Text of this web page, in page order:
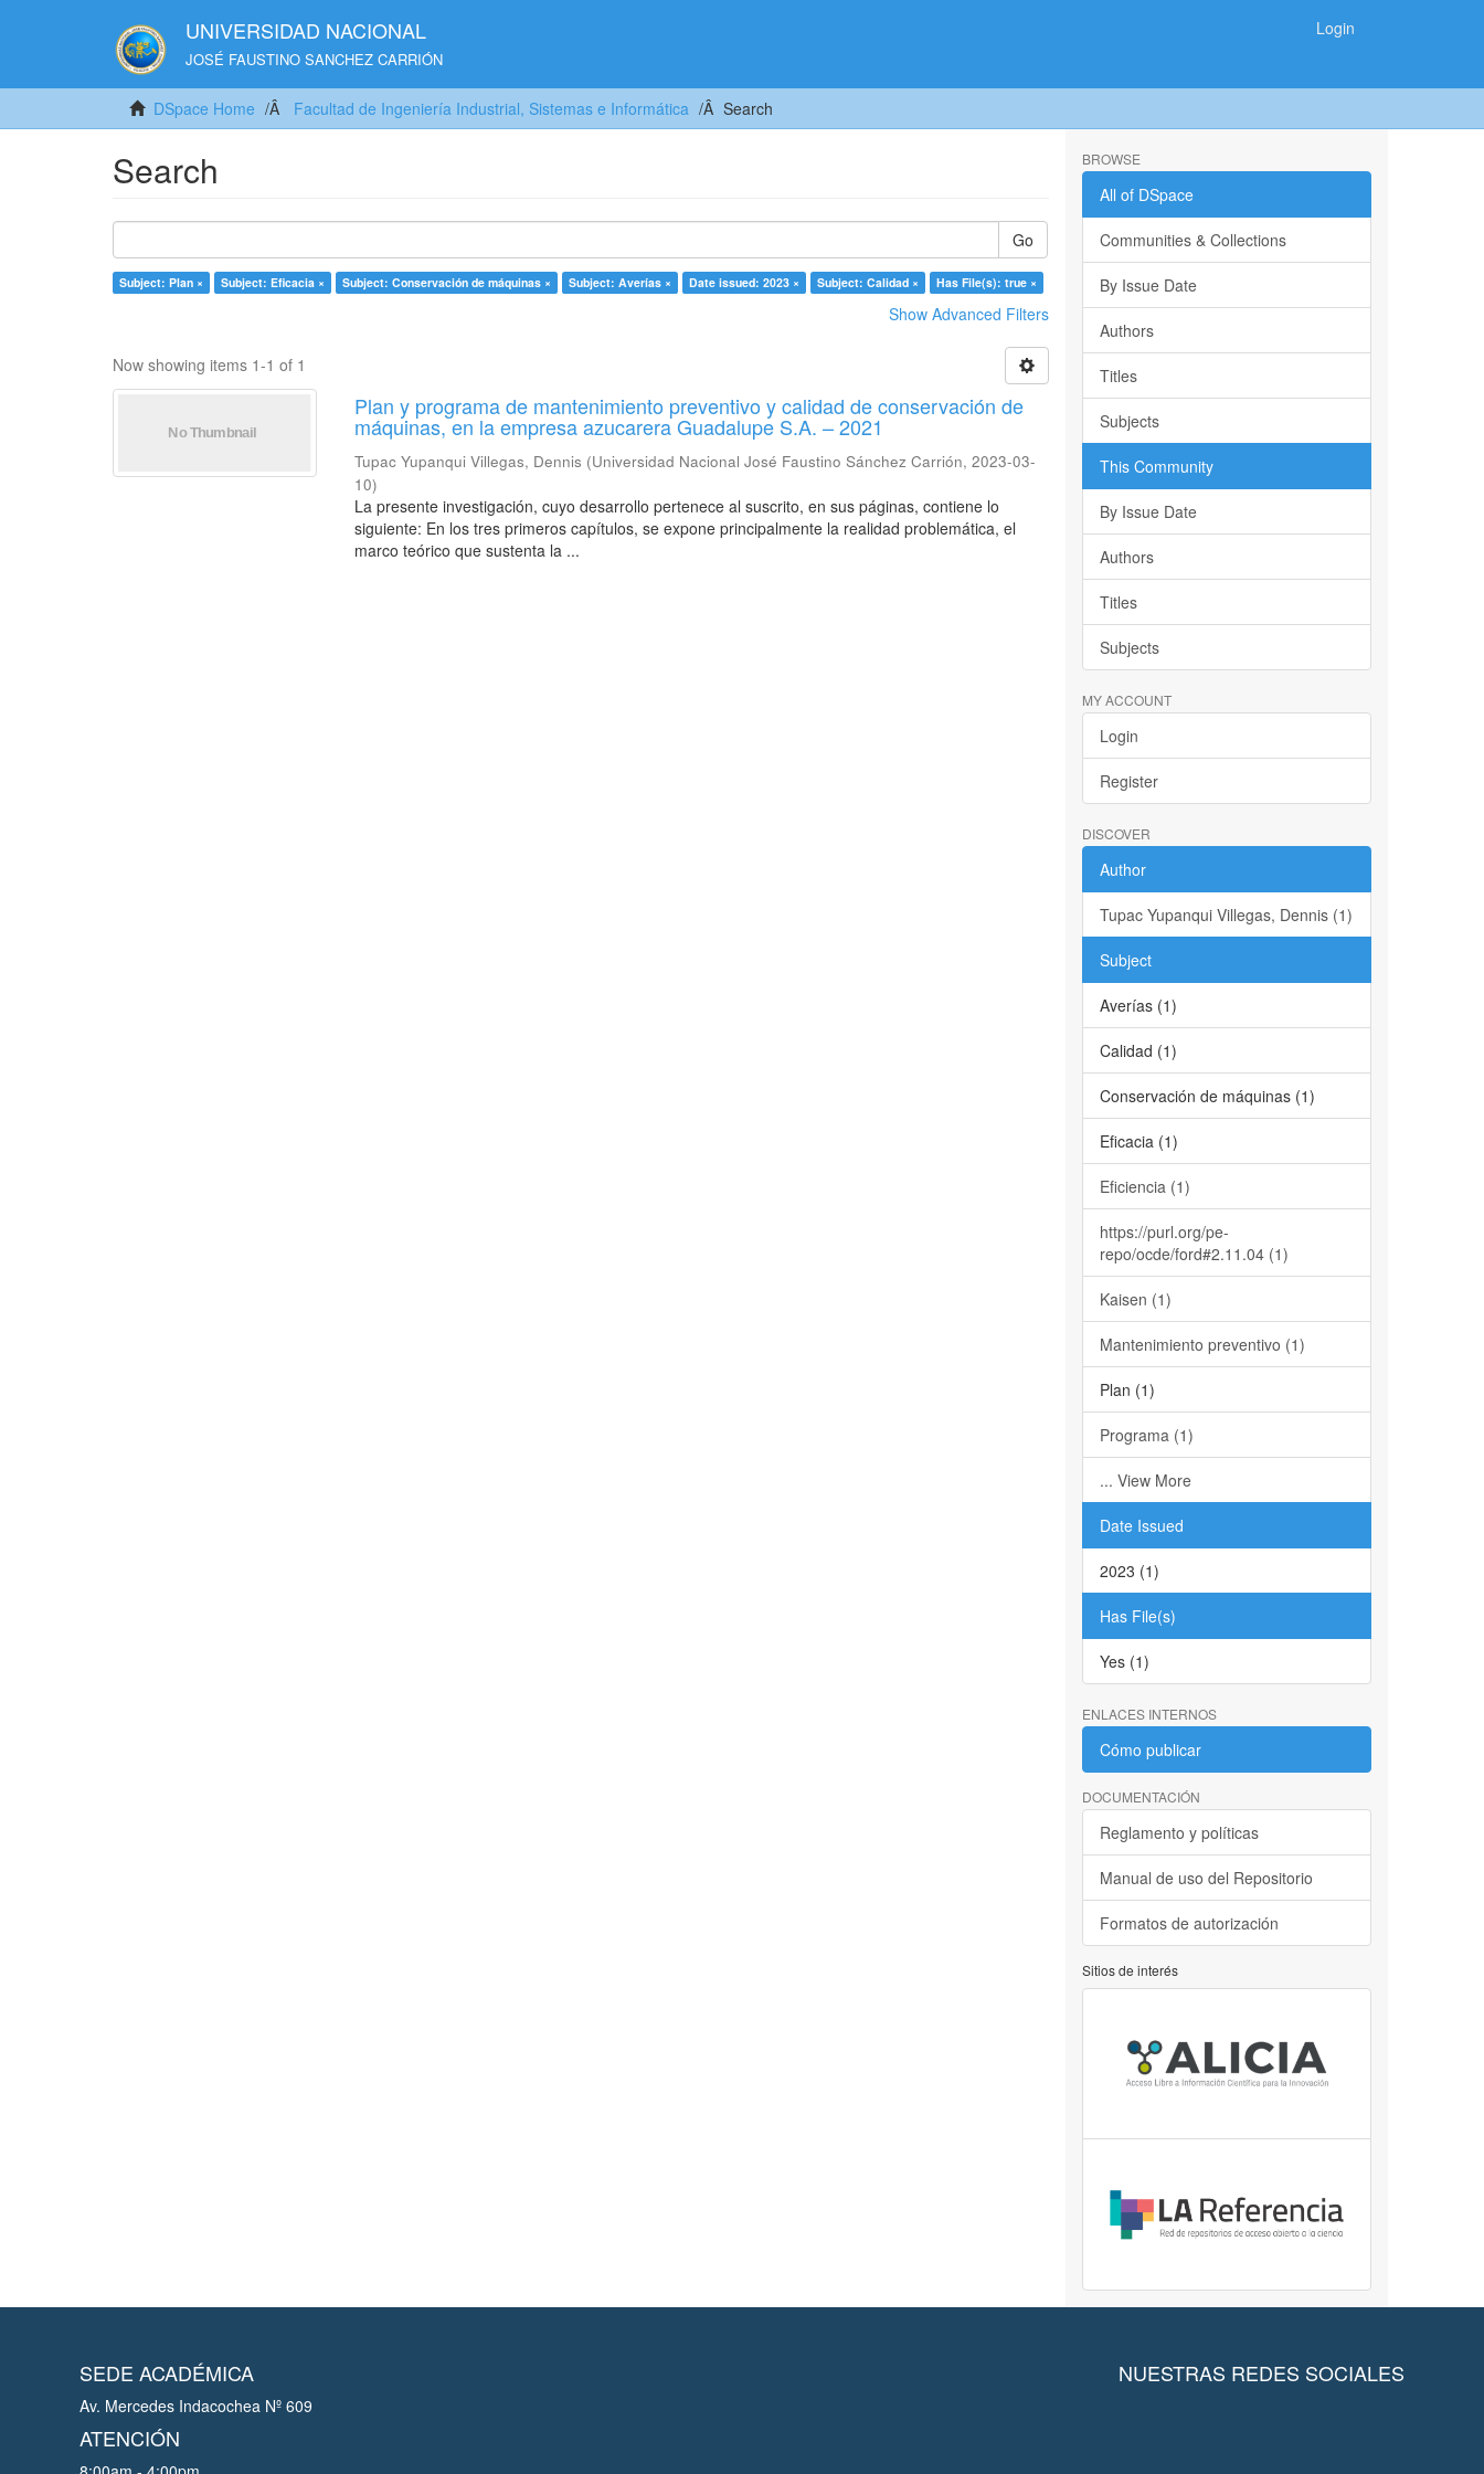
UNIVERSIDAD NACIONAL
JOSÉ FAUSTINO SANCHEZ CARRIÓN
Login
DSpace Home Facultad de Ingeniería Industrial, Sistemas e Informática Search
Search
Go
Subject: Plan × Subject: Eficacia × Subject: Conservación de máquinas × Subject: Averías × Date issued: 2023 × Subject: Calidad × Has File(s): true ×
Show Advanced Filters
Now showing items 1-1 of 1
Plan y programa de mantenimiento preventivo y calidad de conservación de
máquinas, en la empresa azucarera Guadalupe S.A. – 2021
Tupac Yupanqui Villegas, Dennis (Universidad Nacional José Faustino Sánchez Carrión,2023-03-
10)
La presente investigación, cuyo desarrollo pertenece al suscrito, en sus páginas, contiene lo
siguiente: En los tres primeros capítulos, se expone principalmente la realidad problemática, el
marco teórico que sustenta la ...
BROWSE
All of DSpace
Communities & Collections
By Issue Date
Authors
Titles
Subjects
This Community
By Issue Date
Authors
Titles
Subjects
MY ACCOUNT
Login
Register
DISCOVER
Author
Tupac Yupanqui Villegas, Dennis (1)
Subject
Averías (1)
Calidad (1)
Conservación de máquinas (1)
Eficacia (1)
Eficiencia (1)
https://purl.org/pe-
repo/ocde/ford#2.11.04 (1)
Kaisen (1)
Mantenimiento preventivo (1)
Plan (1)
Programa (1)
... View More
Date Issued
2023 (1)
Has File(s)
Yes (1)
ENLACES INTERNOS
Cómo publicar
DOCUMENTACIÓN
Reglamento y políticas
Manual de uso del Repositorio
Formatos de autorización
Sitios de interés
SEDE ACADÉMICA
Av. Mercedes Indacochea Nº 609
ATENCIÓN
NUESTRAS REDES SOCIALES